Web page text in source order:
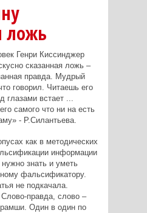
ложь
Генри Киссинджер
сказанная ложь –
правда. Мудрый
говорил. Читаешь его
глазами встает ...
самого что ни на есть
- Р.Силантьева.
как в методических
информации
знать и уметь
фальсификатору.
не подкачала.
правда, слово –
Один в один по